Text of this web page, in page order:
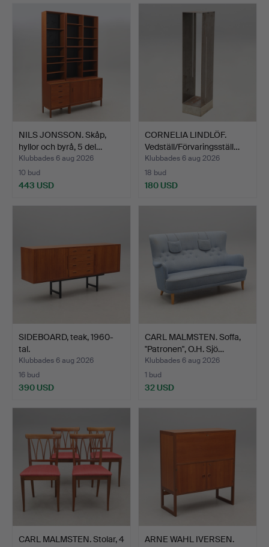
NILS JONSSON. Skåp,
hyllor och byrå, 5 del…
Klubbades 6 aug 2026
10 bud
443 USD
CORNELIA LINDLÖF.
Vedställ/Förvaringsställ…
Klubbades 6 aug 2026
18 bud
180 USD
SIDEBOARD, teak, 1960-
tal.
Klubbades 6 aug 2026
16 bud
390 USD
CARL MALMSTEN. Soffa,
"Patronen", O.H. Sjö…
Klubbades 6 aug 2026
1 bud
32 USD
CARL MALMSTEN. Stolar, 4
ARNE WAHL IVERSEN.